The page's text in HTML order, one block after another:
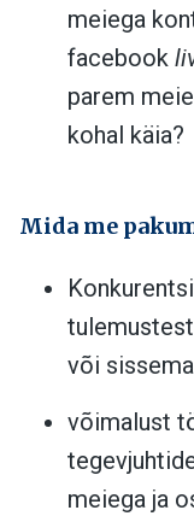
meiega
facebook
parem
kohal käia?
Mida me
või
võimalust
meiega ja